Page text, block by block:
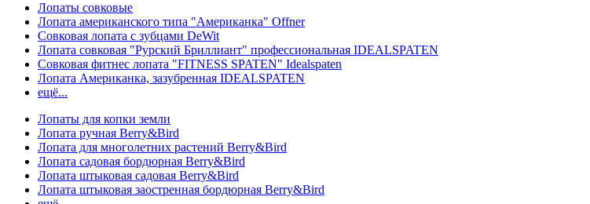
Лопаты совковые
Лопата американского типа "Американка" Offner
Совковая лопата с зубцами DeWit
Лопата совковая "Рурский Бриллиант" профессиональная IDEALSPATEN
Совковая фитнес лопата "FITNESS SPATEN" Idealspaten
Лопата Американка, зазубренная IDEALSPATEN
ещё...
Лопаты для копки земли
Лопата ручная Berry&Bird
Лопата для многолетних растений Berry&Bird
Лопата садовая бордюрная Berry&Bird
Лопата штыковая садовая Berry&Bird
Лопата штыковая заостренная бордюрная Berry&Bird